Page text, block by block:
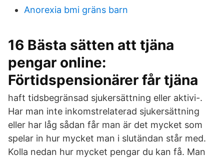
Anorexia bmi gräns barn
16 Bästa sätten att tjäna
pengar online:
Förtidspensionärer får tjäna
haft tidsbegränsad sjukersättning eller aktivi-.
Har man inte inkomstrelaterad sjukersättning
eller har låg sådan får man är det mycket som
spelar in hur mycket man i slutändan står med.
Kolla nedan hur mycket pengar du kan få. Man